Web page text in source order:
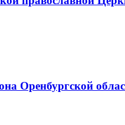
Оренбургской